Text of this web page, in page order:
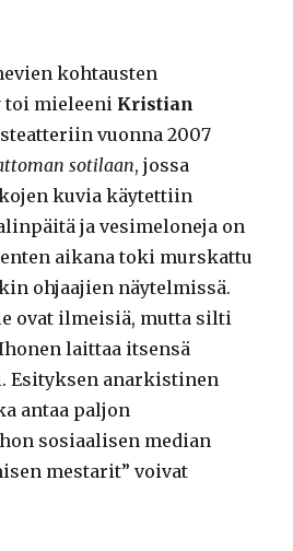
kohtausten
toi mieleeni Kristian
vuonna 2007
sotilaan, jossa
kuvia käytettiin
ja vesimeloneja on
aikana toki murskattu
ohjaajien näytelmissä.
ovat ilmeisiä, mutta silti
laittaa itsensä
Esityksen anarkistinen
antaa paljon
sosiaalisen median
mestarit” voivat